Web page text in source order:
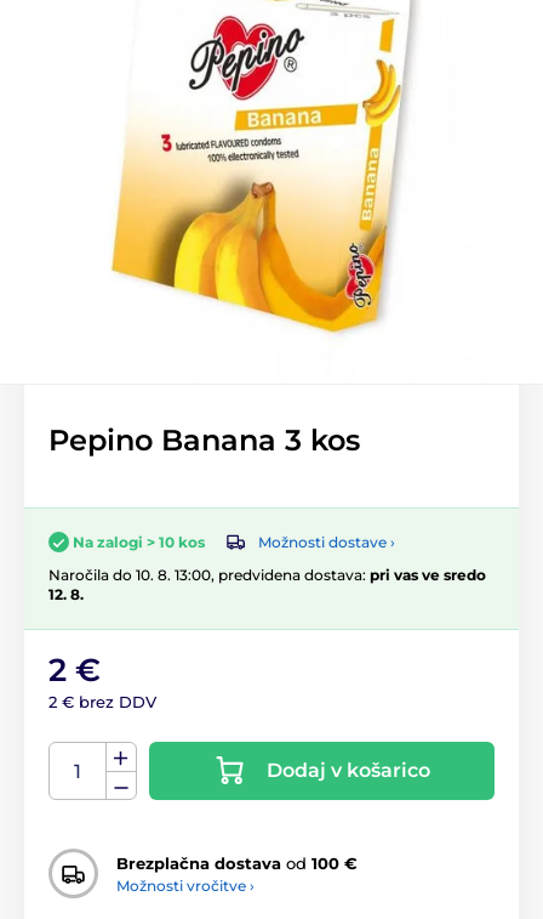
Pepino Banana 3 kos
Na zalogi > 10 kos
Možnosti dostave ›
Naročila do 10. 8. 13:00, predvidena dostava: pri vas ve sredo
12. 8.
2 €
2 € brez DDV
Dodaj v košarico
Brezplačna dostava od 100 €
Možnosti vročitve ›